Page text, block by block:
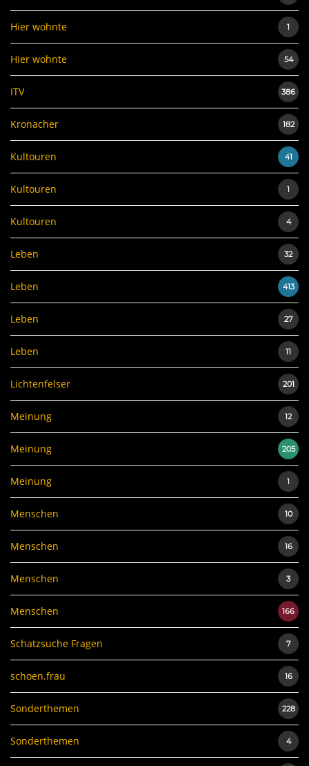
Hier wohnte 1
Hier wohnte 54
ITV 386
Kronacher 182
Kultouren 41
Kultouren 1
Kultouren 4
Leben 32
Leben 413
Leben 27
Leben 11
Lichtenfelser 201
Meinung 12
Meinung 205
Meinung 1
Menschen 10
Menschen 16
Menschen 3
Menschen 166
Schatzsuche Fragen 7
schoen.frau 16
Sonderthemen 228
Sonderthemen 4